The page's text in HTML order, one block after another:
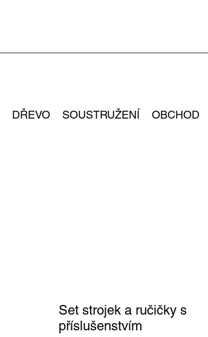
DŘEVO SOUSTRUŽENÍ OBCHOD
Set strojek a ručičky s
příslušenstvím